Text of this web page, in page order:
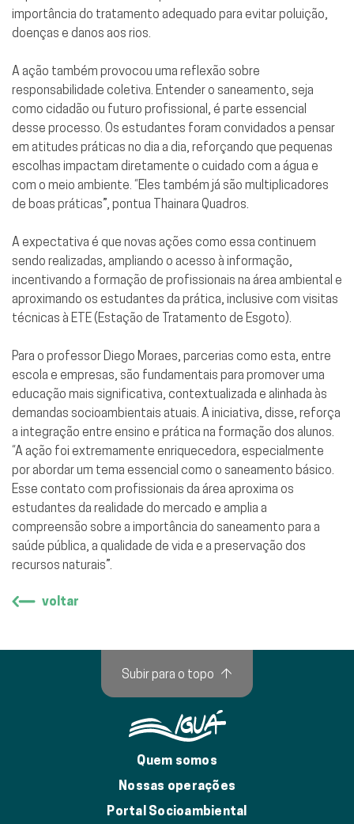
importância do tratamento adequado para evitar poluição,
doenças e danos aos rios.
A ação também provocou uma reflexão sobre
responsabilidade coletiva. Entender o saneamento, seja
como cidadão ou futuro profissional, é parte essencial
desse processo. Os estudantes foram convidados a pensar
em atitudes práticas no dia a dia, reforçando que pequenas
escolhas impactam diretamente o cuidado com a água e
com o meio ambiente. “Eles também já são multiplicadores
de boas práticas”, pontua Thainara Quadros.
A expectativa é que novas ações como essa continuem
sendo realizadas, ampliando o acesso à informação,
incentivando a formação de profissionais na área ambiental e
aproximando os estudantes da prática, inclusive com visitas
técnicas à ETE (Estação de Tratamento de Esgoto).
Para o professor Diego Moraes, parcerias como esta, entre
escola e empresas, são fundamentais para promover uma
educação mais significativa, contextualizada e alinhada às
demandas socioambientais atuais. A iniciativa, disse, reforça
a integração entre ensino e prática na formação dos alunos.
“A ação foi extremamente enriquecedora, especialmente
por abordar um tema essencial como o saneamento básico.
Esse contato com profissionais da área aproxima os
estudantes da realidade do mercado e amplia a
compreensão sobre a importância do saneamento para a
saúde pública, a qualidade de vida e a preservação dos
recursos naturais”.
voltar
Quem somos
Nossas operações
Portal Socioambiental
Subir para o topo ↑